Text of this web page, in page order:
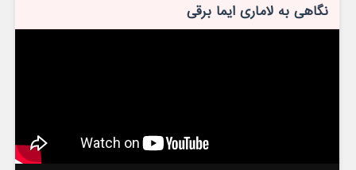
نگاهی به لاماری ایما برقی